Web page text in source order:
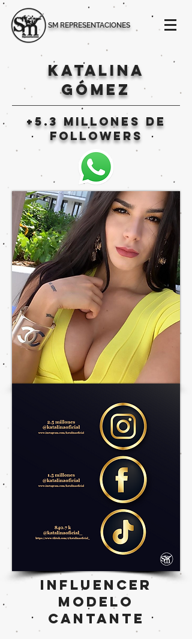
SM REPRESENTACIONES
KATALINA
GÓMEZ
+5.3 MILLONES DE
followers
INFLUENCER
MODELo
CANTANTE